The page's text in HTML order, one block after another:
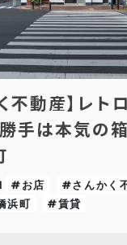
不動産】レト
勝手は本気の
#お店 #さんかく
浜町 #賃貸